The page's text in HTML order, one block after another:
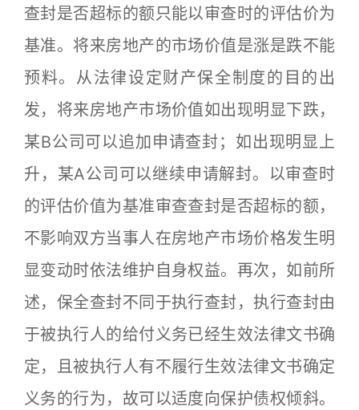
查封是否超标的额只能以审查时的评估价为
基准。将来房地产的市场价值是涨是跌不能
预料。从法律设定财产保全制度的目的出
发，将来房地产市场价值如出现明显下跌，
某B公司可以追加申请查封；如出现明显上
升，某A公司可以继续申请解封。以审查时
的评估价值为基准审查查封是否超标的额，
不影响双方当事人在房地产市场价格发生明
显变动时依法维护自身权益。再次，如前所
述，保全查封不同于执行查封，执行查封由
于被执行人的给付义务已经生效法律文书确
定，且被执行人有不履行生效法律文书确定
义务的行为，故可以适度向保护债权倾斜。